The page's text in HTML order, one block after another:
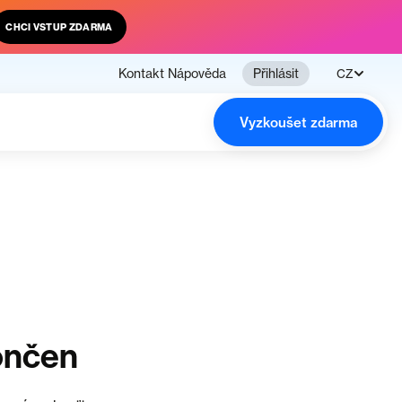
CHCI VSTUP ZDARMA
Kontakt Nápověda Přihlásit CZ
Vyzkoušet zdarma